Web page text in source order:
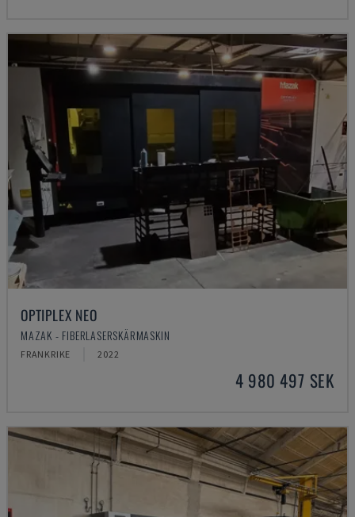
OPTIPLEX NEO
MAZAK - FIBERLASERSKÄRMASKIN
FRANKRIKE 2022
4 980 497 SEK